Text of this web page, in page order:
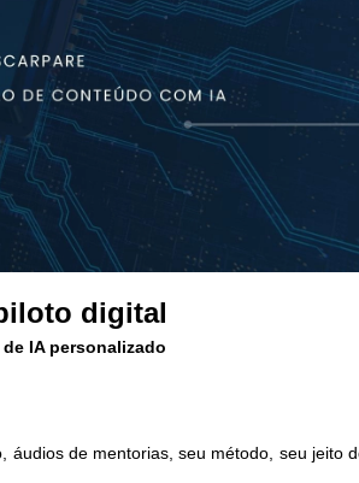
digital
IA personalizado
áudios de mentorias, seu método, seu jeito